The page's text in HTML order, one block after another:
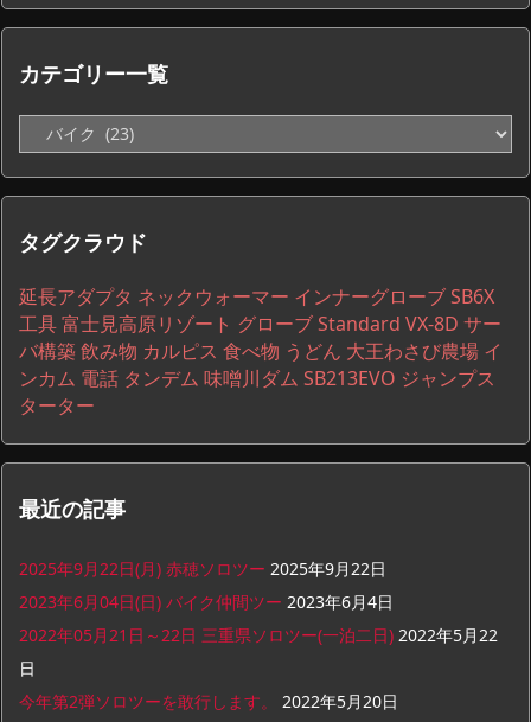
カテゴリー一覧
テ
ゴ
リ
一
タグクラウド
延長アダプタ ネックウォーマー インナーグローブSB6X
工具富士見高原リゾート グローブStandard VX-8D サー
バ構築飲み物 カルピス 食べ物 うどん 大王わさび農場 イ
ンカム 電話 タンデム 味噌川ダム SB213EVO ジャンプス
ターター
最近の記事
2025年9月22日(月) 赤穂ソロツー 2025年9月22日
2023年6月04日(日) バイク仲間ツー 2023年6月4日
2022年05月21日～22日 三重県ソロツー(一泊二日) 2022年5月22
日
今年第2弾ソロツーを敢行します。
2022年5月20日